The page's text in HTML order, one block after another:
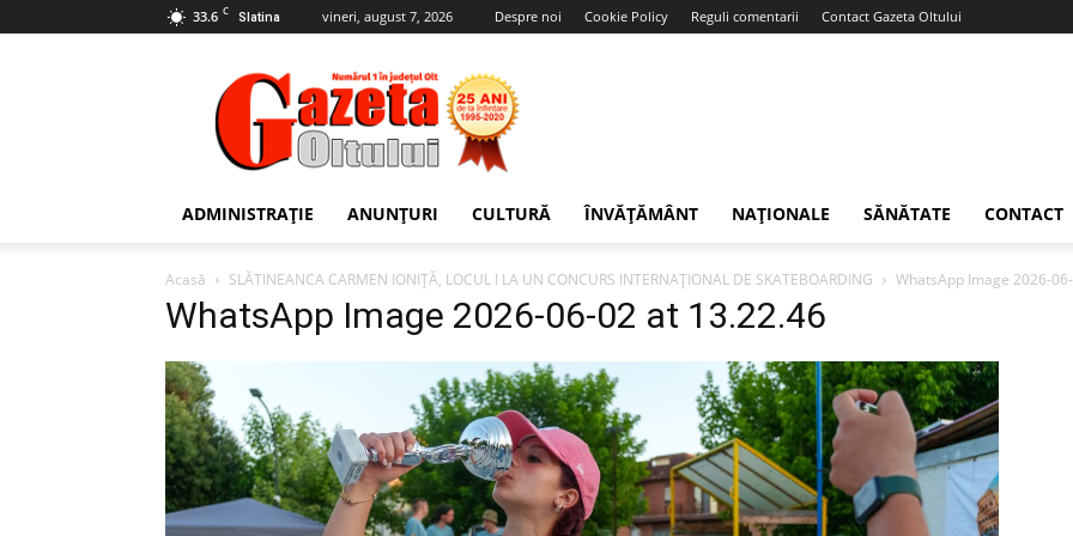
33.6 C Slatina vineri, august 7, 2026 Despre noi Cookie Policy Reguli comentarii Contact Gazeta Oltului
Gazeta
Oltului
ADMINISTRAȚIE ANUNȚURI CULTURĂ ÎNVĂȚĂMÂNT NAȚIONALE SĂNĂTATE CONTACT
Acasă SLĂTINEANCA CARMEN IONIȚĂ, LOCUL I LA UN CONCURS INTERNAȚIONAL DE SKATEBOARDING WhatsApp Image 2026-
WhatsApp Image 2026-06-02 at 13.22.46